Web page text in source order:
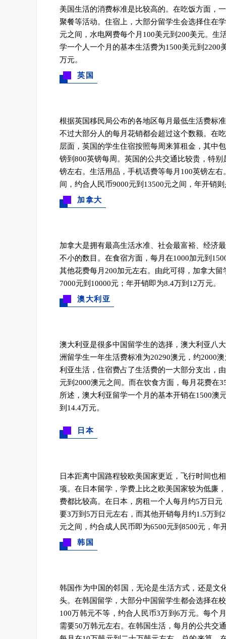
美国生活的消费标准是比较高的。在吃饭方面，
聚餐等活动。 住宿上，大部分留学生会选择住在
元之间，水电网费每个月100美元到200美元。生
学一个人一个月的基本生活费为1500美元到2200
万元。
英国
根据英国移民局公布的各地区每月最低生活费标
不过大部分人的每月花销都会超过这个数额。 在
层面，英国的学生住宿按照每周来算租金，其中
镑到800英镑每周。 英国的公共交通比较贵，特
镑左右。生活用品，手机话费等每月100英镑左右
间，约合人民币9000元到13500元之间，年开销
加拿大
加拿大是拥有最高生活水准、社会最富裕、经济
不小的数目。 在食宿方面，每月在1000加元到
其他花费每月200加元左右。 由此可得，加拿大留
7000元到10000元；年开销即为8.4万到12万 元。
澳大利亚
澳大利亚是很多中国留学生的选择，澳大利亚八
洲留学生一年生活费标准为20290澳元，约2000
利亚生活，住宿费占了生活费的一大部分支出，
元到2000澳元之间。而在饮食方面，每月花费在
所述，澳大利亚留学一个月的基本开销在1500澳
到14.4万元。
日本
日本距离中国路程较欧美国家更近，飞行时间也
项。 在日本留学，学费上比之欧美国家较为低廉
费都比较高。在日本，房租一个人每月约5万日
要3万到5万日元左右，而其他开销每月约1.5万到
元之间，约合成人民币即为6500元到8500元，年
韩国
韩国作为中国的邻国，无论是生活方式，还是文
头。在韩国留学，大部分中国留学生都会选择在
100万韩元不等，约合人民币3万到6万元。每个
需要50万韩元左右。在韩国生活，每月的公共交